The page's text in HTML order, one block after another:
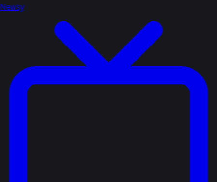
Newsy